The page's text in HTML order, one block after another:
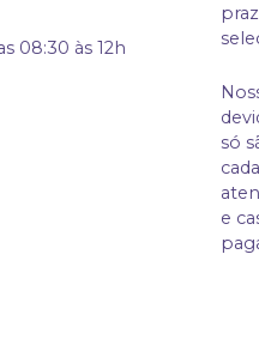
08:30 às 12h
só
e